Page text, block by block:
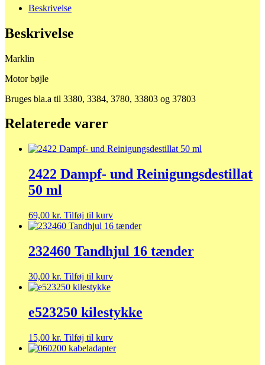
Beskrivelse
Beskrivelse
Marklin
Motor bøjle
Bruges bla.a til 3380, 3384, 3780, 33803 og 37803
Relaterede varer
2422 Dampf- und Reinigungsdestillat
50 ml
69,00 kr. Tilføj til kurv
232460 Tandhjul 16 tænder
30,00 kr. Tilføj til kurv
e523250 kilestykke
15,00 kr. Tilføj til kurv